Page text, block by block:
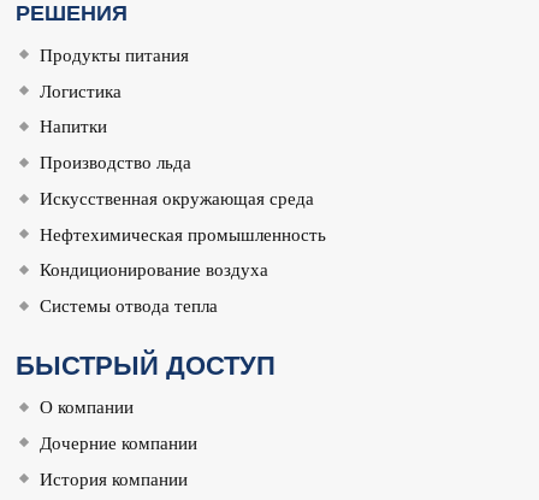
РЕШЕНИЯ
Продукты питания
Логистика
Напитки
Производство льда
Искусственная окружающая среда
Нефтехимическая промышленность
Кондиционирование воздуха
Системы отвода тепла
БЫСТРЫЙ ДОСТУП
О компании
Дочерние компании
История компании